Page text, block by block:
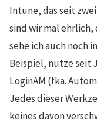
Intune, das seit
sind wir mal
sehe ich auch noch
Beispiel, nutze seit
LoginAM (fka.
Jedes dieser
keines davon